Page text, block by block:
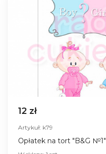
12 zł
Artykuł: k79
Opłatek na tort "B&G №1"